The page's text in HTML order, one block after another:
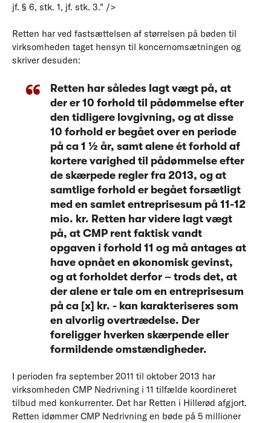
jf. § 6, stk. 1, jf. stk. 3." />
Retten har ved fastsættelsen af størrelsen på bøden til
virksomheden taget hensyn til koncernomsætningen og
skriver desuden:
Retten har således lagt vægt på, at
der er 10 forhold til pådømmelse efter
den tidligere lovgivning, og at disse
10 forhold er begået over en periode
på ca 1 ½ år, samt alene ét forhold af
kortere varighed til pådømmelse efter
de skærpede regler fra 2013, og at
samtlige forhold er begået forsætligt
med en samlet entreprisesum på 11-12
mio. kr. Retten har videre lagt vægt
på, at CMP rent faktisk vandt
opgaven i forhold 11 og må antages at
have opnået en økonomisk gevinst,
og at forholdet derfor – trods det, at
der alene er tale om en entreprisesum
på ca [x] kr. - kan karakteriseres som
en alvorlig overtrædelse. Der
foreligger hverken skærpende eller
formildende omstændigheder.
I perioden fra september 2011 til oktober 2013 har
virksomheden CMP Nedrivning i 11 tilfælde koordineret
tilbud med konkurrenter. Det har Retten i Hillerød afgjort.
Retten idømmer CMP Nedrivning en bøde på 5 millioner